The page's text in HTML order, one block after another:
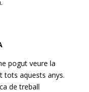
pogut veure la
tots aquests anys.
de treball